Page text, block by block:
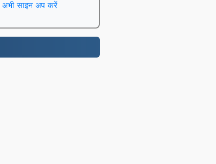
अभी साइन अप करें